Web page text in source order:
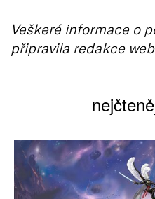
Veškeré informace o
připravila redakce